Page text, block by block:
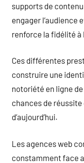
supports de
engager l’audience
renforce la fidélité à
Ces différentes
construire une
notoriété en ligne
chances de
d’aujourd’hui.
Les agences web
constamment face